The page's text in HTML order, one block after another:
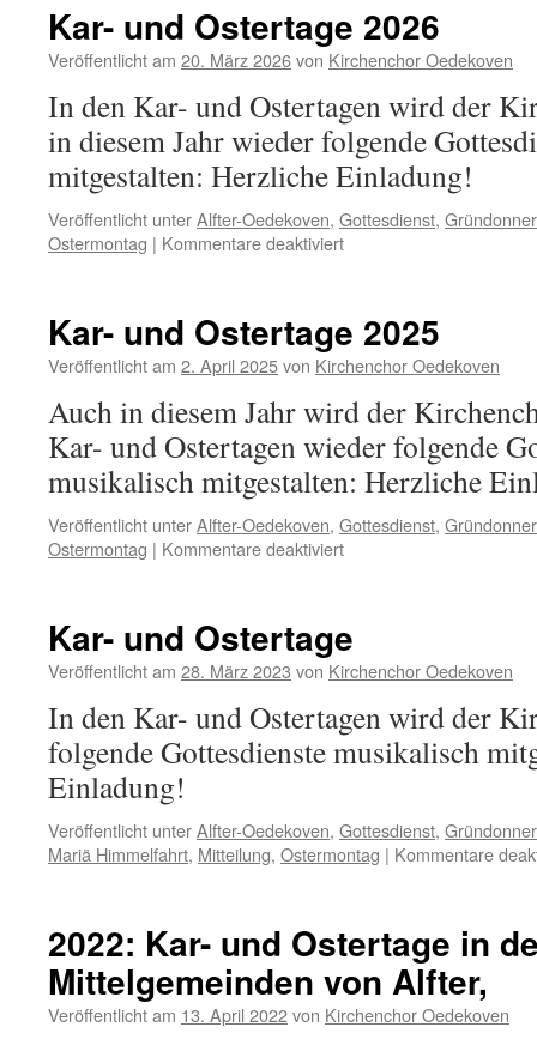
Kar- und Ostertage 2026
Veröffentlicht am 20. März 2026von Kirchenchor Oedekoven
In den Kar- und Ostertagen wird der
in diesem Jahr wieder folgende
mitgestalten: Herzliche Einladung!
Veröffentlicht unterAlfter-Oedekoven, Gottesdienst,
Ostermontag | Kommentare deaktiviertfür
2026
Kar- und Ostertage 2025
Veröffentlicht am 2. April 2025von Kirchenchor Oedekoven
Auch in diesem Jahr wird der
Kar- und Ostertagen wieder folgende
musikalisch mitgestalten: Herzliche
Veröffentlicht unterAlfter-Oedekoven, Gottesdienst,
Ostermontag | Kommentare deaktiviertfür
2025
Kar- und Ostertage
Veröffentlicht am 28. März 2023 von Kirchenchor Oedekoven
In den Kar- und Ostertagen wird der
folgende Gottesdienste musikalisch
Einladung!
Veröffentlicht unterAlfter-Oedekoven, Gottesdienst,
Mariä Himmelfahrt, Mitteilung, Ostermontag | Kommentare
2022: Kar- und Ostertage in
Mittelgemeinden von Alfter,
Veröffentlicht am 13. April 2022von Kirchenchor Oedekoven